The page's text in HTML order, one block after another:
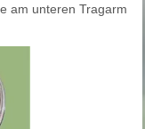
am unteren Tragarm